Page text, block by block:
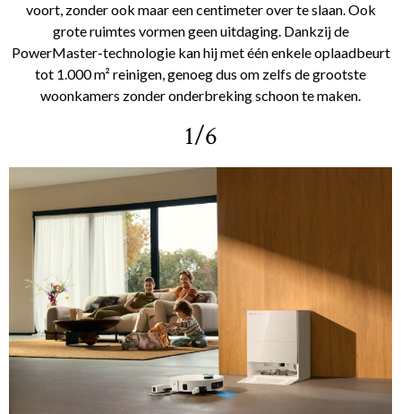
voort, zonder ook maar een centimeter over te slaan. Ook
grote ruimtes vormen geen uitdaging. Dankzij de
PowerMaster-technologie kan hij met één enkele oplaadbeurt
tot 1.000 m² reinigen, genoeg dus om zelfs de grootste
woonkamers zonder onderbreking schoon te maken.
1/6